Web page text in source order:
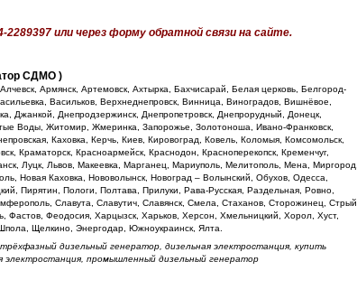
2289397 или через форму обратной связи на сайте.
СДМО )
Армянск, Артемовск, Ахтырка, Бахчисарай, Белая церковь, Белгород-
Васильков, Верхнеднепровск, Винница, Виноградов, Вишнёвое,
Джанкой, Днепродзержинск, Днепропетровск, Днепрорудный, Донецк,
Воды, Житомир, Жмеринка, Запорожье, Золотоноша, Ивано-Франковск,
Каховка, Керчь, Киев, Кировоград, Ковель, Коломыя, Комсомольск,
Краматорск, Красноармейск, Краснодон, Красноперекопск, Кременчуг,
Луцк, Львов, Макеевка, Марганец, Мариуполь, Мелитополь, Мена, Миргород,
Новая Каховка, Нововолынск, Новоград – Волынский, Обухов, Одесса,
Пирятин, Пологи, Полтава, Прилуки, Рава-Русская, Раздельная, Ровно,
Славута, Славутич, Славянск, Смела, Стаханов, Сторожинец, Стрый,
Фастов, Феодосия, Харцызск, Харьков, Херсон, Хмельницкий, Хорол, Хуст,
Щелкино, Энергодар, Южноукраинск, Ялта.
дизельный генератор, дизельная электростанция, купить
электростанция, промышленный дизельный генератор